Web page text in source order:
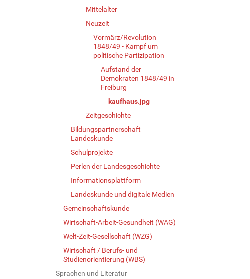
Mittelalter
Neuzeit
Vormärz/Revolution
1848/49 - Kampf um
politische Partizipation
Aufstand der
Demokraten 1848/49 in
Freiburg
kaufhaus.jpg
Zeitgeschichte
Bildungspartnerschaft
Landeskunde
Schulprojekte
Perlen der Landesgeschichte
Informationsplattform
Landeskunde und digitale Medien
Gemeinschaftskunde
Wirtschaft-Arbeit-Gesundheit (WAG)
Welt-Zeit-Gesellschaft (WZG)
Wirtschaft / Berufs- und
Studienorientierung (WBS)
Sprachen und Literatur